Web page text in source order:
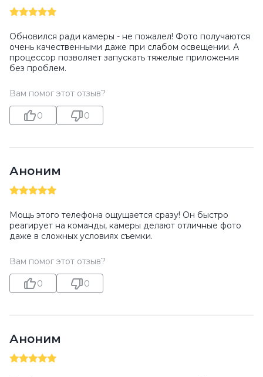
Обновился ради камеры - не пожалел! Фото получаются
очень качественными даже при слабом освещении. А
процессор позволяет запускать тяжелые приложения
без проблем.
Вам помог этот отзыв?
0 0
Аноним
Мощь этого телефона ощущается сразу! Он быстро
реагирует на команды, камеры делают отличные фото
даже в сложных условиях съемки.
Вам помог этот отзыв?
0 0
Аноним